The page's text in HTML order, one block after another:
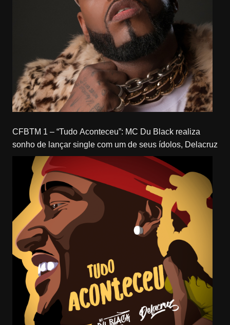
CFBTM 1 – “Tudo Aconteceu”: MC Du Black realiza
sonho de lançar single com um de seus ídolos, Delacruz